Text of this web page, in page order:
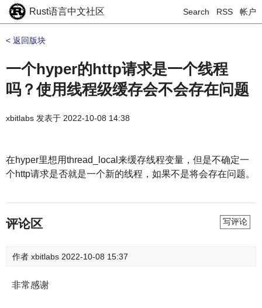
Rust语言中文社区 Search RSS 帐户
< 返回版块
一个hyper的http请求是一个线程
吗？使用线程级缓存会不会存在问题
xbitlabs 发表于 2022-10-08 14:38
在hyper里想用thread_local来缓存线程变量，但是不确定一
个http请求是否就是一个新的线程，如果不是将会存在问题。
评论区 写评论
作者 xbitlabs 2022-10-08 15:37
非常感谢